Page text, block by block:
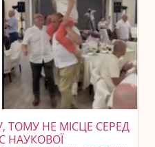
ТОМУ НЕ МІСЦЕ СЕРЕД
НАУКОВОЇ